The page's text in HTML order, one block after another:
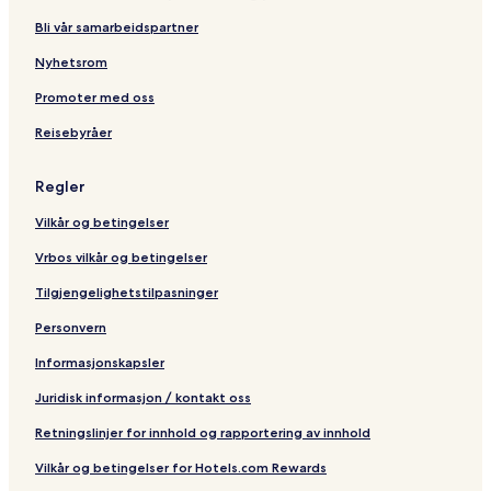
i
o
n
b
H
t
o
n
f
D
e
s
g
o
t
e
l
r
i
t
a
e
l
l
e
c
i
n
n
l
y
Bli vår samarbeidspartner
Nyhetsrom
Promoter med oss
Reisebyråer
Regler
Vilkår og betingelser
Vrbos vilkår og betingelser
Tilgjengelighetstilpasninger
Personvern
Informasjonskapsler
Juridisk informasjon / kontakt oss
Retningslinjer for innhold og rapportering av innhold
Vilkår og betingelser for Hotels.com Rewards